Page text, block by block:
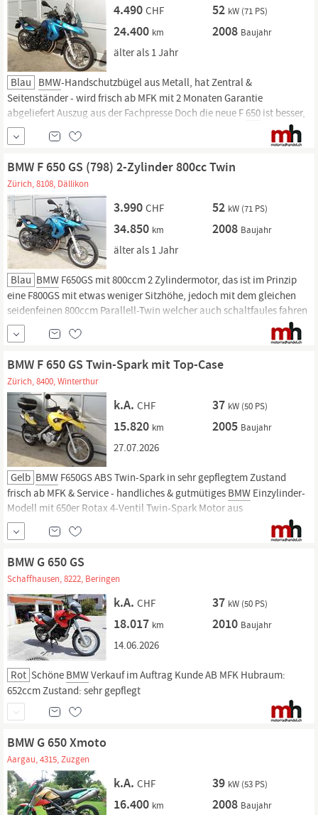
4.490 CHF 52 kW (71 PS)
24.400 km 2008 Baujahr
älter als 1 Jahr
Blau BMW-Handschutzbügel aus Metall, hat Zentral &
Seitenständer - wird frisch ab MFK mit 2 Monaten Garantie
abgeliefert Auszug aus der Fachpresse Doch die neue F 650 ist besser,
und zwar in praktisch allen Belangen. Exemplarisch dafür mögen die
Fahrleistungen (unten rechts) stehen, bei denen die Neue der Alten
BMW F 650 GS (798) 2-Zylinder 800cc Twin
Zürich, 8108, Dällikon
3.990 CHF 52 kW (71 PS)
34.850 km 2008 Baujahr
älter als 1 Jahr
Blau BMW F650GS mit 800ccm 2 Zylindermotor, das ist im Prinzip
eine F800GS mit etwas weniger Sitzhöhe, jedoch mit dem gleichen
seidenfeinen 800ccm Parallell-Twin welcher auch schaltfaules fahren
problemlos ermöglicht - für eine 800er Enduro sehr geringe Sitzhöhe
und auch für kleinere Personen gut fahrbar - inkl. Komfort-Sitzbank &
BMW F 650 GS Twin-Spark mit Top-Case
Zürich, 8400, Winterthur
k.A. CHF 37 kW (50 PS)
15.820 km 2005 Baujahr
27.07.2026
Gelb BMW F650GS ABS Twin-Spark in sehr gepflegtem Zustand
frisch ab MFK & Service - handliches & gutmütiges BMW Einzylinder-
Modell mit 650er Rotax 4-Ventil Twin-Spark Motor aus
österreichischer Produktion - das ABS kann fürs Gelände oder abseits
der Strassen ausgeschaltet werden - der langlebige 1Zyl. Motor ist
BMW G 650 GS
Schaffhausen, 8222, Beringen
k.A. CHF 37 kW (50 PS)
18.017 km 2010 Baujahr
14.06.2026
Rot Schöne BMWVerkauf im Auftrag Kunde AB MFK Hubraum:
652ccm Zustand: sehr gepflegt
BMW G 650 Xmoto
Aargau, 4315, Zuzgen
k.A. CHF 39 kW (53 PS)
16.400 km 2008 Baujahr